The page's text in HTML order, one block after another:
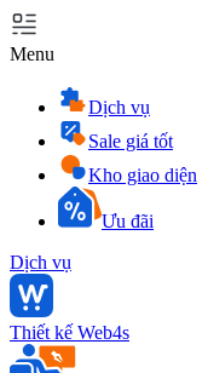
Menu
Dịch vụ
Sale giá tốt
Kho giao diện
Ưu đãi
Dịch vụ
Thiết kế Web4s